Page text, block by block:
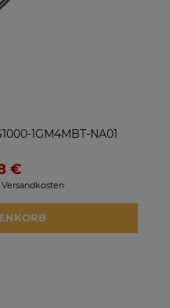
1GM4MBT-NA01
€